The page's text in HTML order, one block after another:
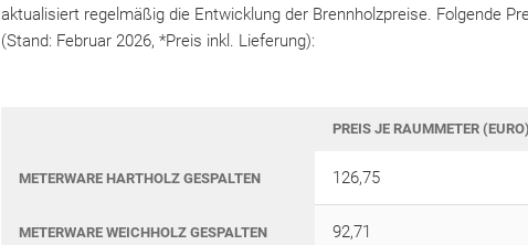
aktualisiert regelmäßig die Entwicklung der Brennholzpreise. Folgende
(Stand: Februar 2026, *Preis inkl. Lieferung):
PREIS JE RAUMMETER
METERWARE HARTHOLZ GESPALTEN 126,75
METERWARE WEICHHOLZ GESPALTEN 92,71